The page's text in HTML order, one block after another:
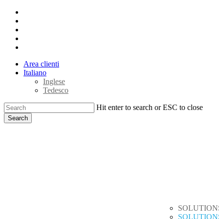
Skip
main
content
Area clienti
Italiano
Inglese
Tedesco
Hit enter to search or ESC to close
Search